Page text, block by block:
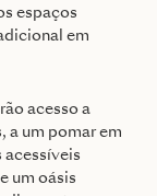
espaços
em
acesso a
a um pomar em
acessíveis
um oásis